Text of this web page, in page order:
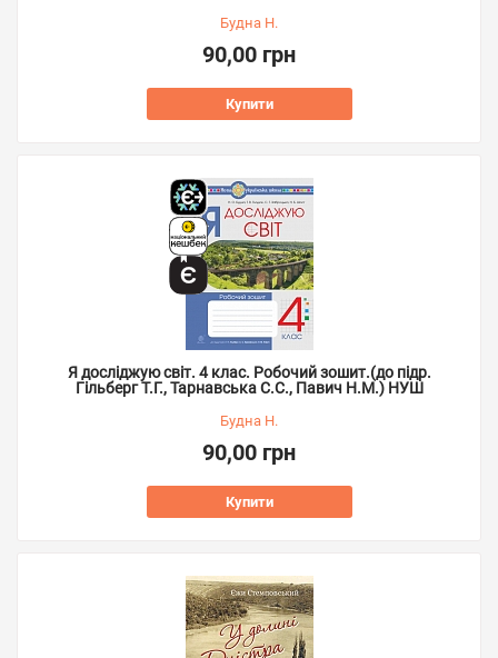
Будна Н.
90,00 грн
Купити
Я досліджую світ. 4 клас. Робочий зошит.(до підр.
Гільберг Т.Г., Тарнавська С.С., Павич Н.М.) НУШ
Будна Н.
90,00 грн
Купити